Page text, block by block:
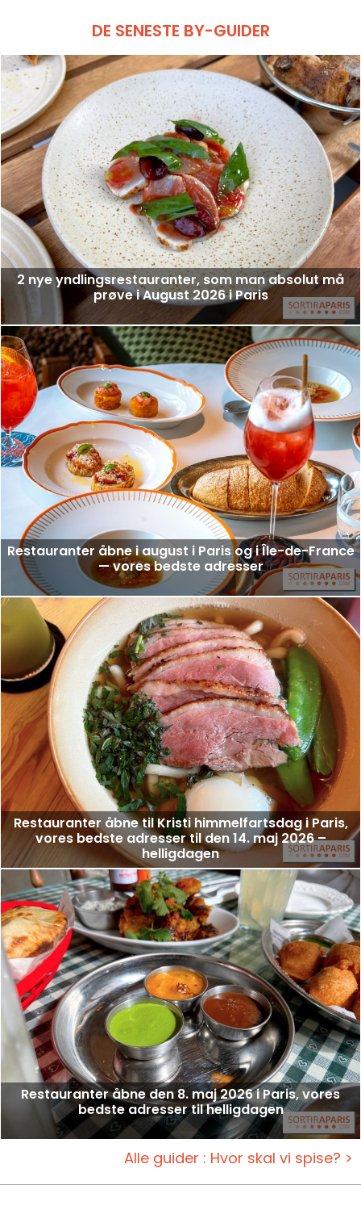
DE SENESTE BY-GUIDER
2 nye yndlingsrestauranter, som man absolut må
prøve i August 2026 i Paris
Restauranter åbne i august i Paris og i Île-de-France
— vores bedste adresser
Restauranter åbne til Kristi himmelfartsdag i Paris,
vores bedste adresser til den 14. maj 2026 –
helligdagen
Restauranter åbne den 8. maj 2026 i Paris, vores
bedste adresser til helligdagen
Alle guider : Hvor skal vi spise? >